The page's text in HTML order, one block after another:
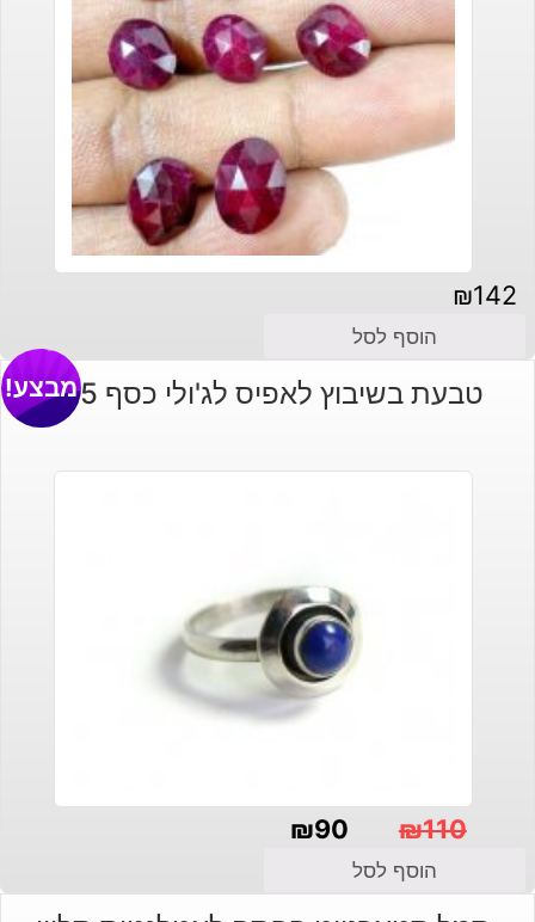
₪142
הוסף לסל
טבעת בשיבוץ לאפיס לג'ולי כסף 925 מבצע!
₪110
המקורי
₪90
הנוכחי
הוסף לסל